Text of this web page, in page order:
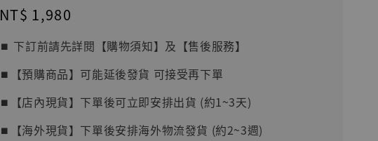
Regular
price
NT$ 1,980
⏹︎ 下訂前請先詳閱【購物須知】及【售後服務】
⏹︎【預購商品】可能延後發貨 可接受再下單
⏹︎【店內現貨】下單後可立即安排出貨 (約1~3天)
⏹︎【海外現貨】下單後安排海外物流發貨 (約2~3週)